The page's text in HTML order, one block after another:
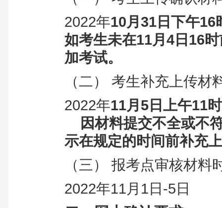
2022年10月31日下午16
如考生未在11月4日16
加考试。
（二） 考生补充上传材
2022年11月5日上午11时
因材料提交不全或不
示在规定的时间前补充
（三） 报考点审核材料
2022年11月1日-5日